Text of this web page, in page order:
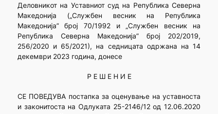
Деловникот на Уставниот суд на Република Северна
Македонија („Службен весник на Република
Македонија” број 70/1992 и „Службен весник на
Република Северна Македонија” број 202/2019,
256/2020 и 65/2021), на седницата одржана на 14
декември 2023 година, донесе
Р Е Ш Е Н И Е
СЕ ПОВЕДУВА постапка за оценување на уставноста
и законитоста на Одлуката 25-2146/12 од 12.06.2020